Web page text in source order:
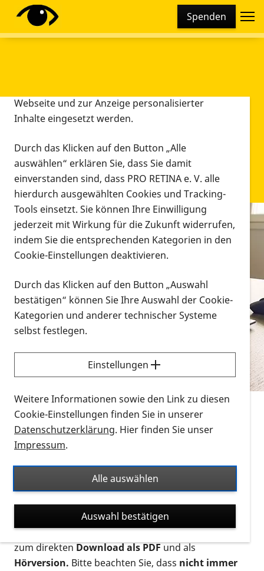
Spenden
Infomaterial
Infomaterial
Vorlesen
Alle Infomaterialien in verschiedenen
Formaten an einem Ort
Sie möchten wissen, wie Sie nach Infonmaterial
suchen und dieses bestellen bzw. herunterladen
können? Schauen Sie sich dieErklärvideos zum
Thema Infomaterial auf der PRO RETINA-Website
für blinde und sehbehinderte Menschen an.
Auf dieser Seite finden Sie sämtliches Infomaterial
Ort. Nutzen Sie den Formatfilter, um ausschließlich
nach Flyern und Broschüren, Audios oder Videos zu
suchen. Die meisten Flyer und Broschüren werden in
verschiedenen Formaten angeboten: zur
postalischen Bestellung als gedruckte Variante
zum direktenDownload als PDFund als
Hörversion. Bitte beachten Sie, dass nicht immer
Diese Webseite setzt verschiedene Cookies und
Tracking-Tools ein. Dies beinhaltet Cookies und
Webseite und zur Anzeige personalisierter
Inhalte eingesetzt werden.
Durch das Klicken auf den Button „Alle
auswählen“ erklären Sie, dass Sie damit
einverstanden sind, dass PRO RETINA e. V. alle
hierdurch ausgewählten Cookies und Tracking-
Tools einsetzt. Sie können Ihre Einwilligung
jederzeit mit Wirkung für die Zukunft widerrufen,
indem Sie die entsprechenden Kategorien in den
Cookie-Einstellungen deaktivieren.
Durch das Klicken auf den Button „Auswahl
bestätigen“ können Sie Ihre Auswahl der Cookie-
Kategorien und anderer technischer Systeme
selbst festlegen.
Einstellungen
Weitere Informationen sowie den Link zu diesen
Cookie-Einstellungen finden Sie in unserer
Datenschutzerklärung. Hier finden Sie unser
Impressum.
Alle auswählen
Auswahl bestätigen